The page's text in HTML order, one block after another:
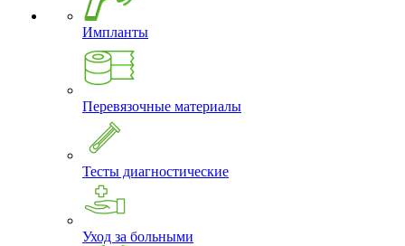
Импланты
Перевязочные материалы
Тесты диагностические
Уход за больными